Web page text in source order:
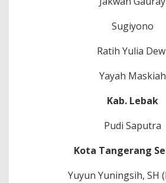
Sugiyono
Ratih Yulia
Yayah Maskiah
Kab. Lebak
Pudi Saputra
Kota Tangerang
Yuyun Yuningsih, SH